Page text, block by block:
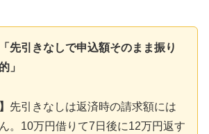
先引きなしで申込額そのまま振り
」
先引きなしは返済時の請求額には
。10万円借りて7日後に12万円返す